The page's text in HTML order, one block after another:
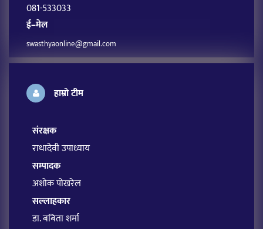
081-533033
ई–मेल
swasthyaonline@gmail.com
हाम्रो टीम
संरक्षक
राधादेवी उपाध्याय
सम्पादक
अशोक पोखरेल
सल्लाहकार
डा. बबिता शर्मा